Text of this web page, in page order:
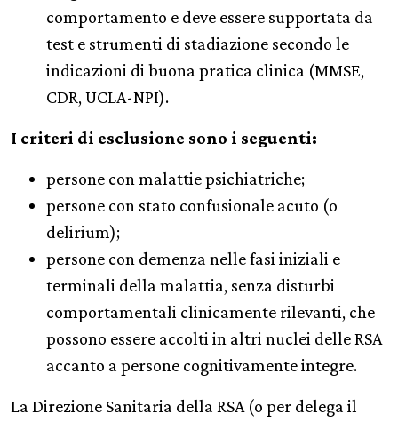
comportamento e deve essere supportata da
test e strumenti di stadiazione secondo le
indicazioni di buona pratica clinica (MMSE,
CDR, UCLA-NPI).
I criteri di esclusione sono i seguenti:
persone con malattie psichiatriche;
persone con stato confusionale acuto (o
delirium);
persone con demenza nelle fasi iniziali e
terminali della malattia, senza disturbi
comportamentali clinicamente rilevanti, che
possono essere accolti in altri nuclei delle RSA
accanto a persone cognitivamente integre.
La Direzione Sanitaria della RSA (o per delega il